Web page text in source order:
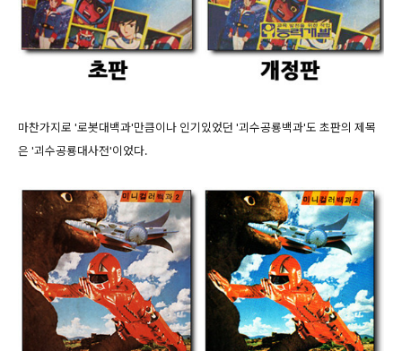
마찬가지로 '로봇대백과'만큼이나 인기있었던 '괴수공룡백과'도 초판의 제목
은 '괴수공룡대사전'이었다.